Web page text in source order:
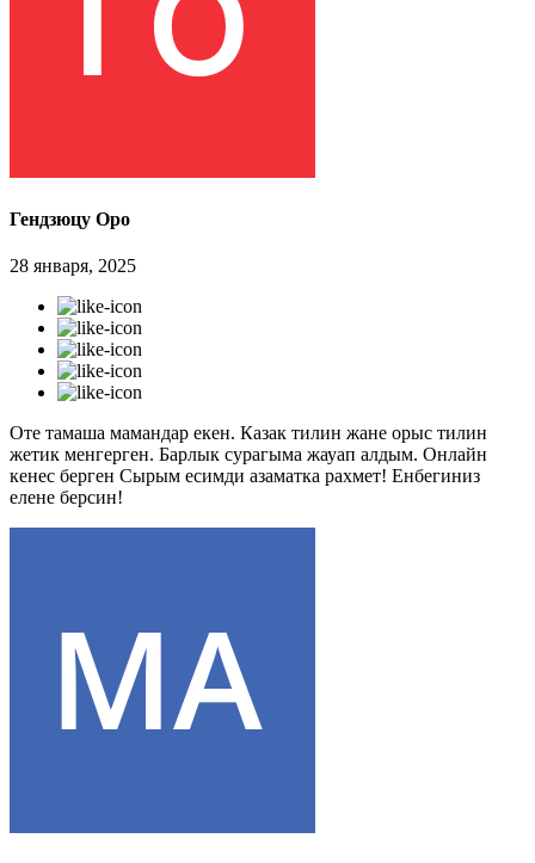
Гендзюцу Оро
28 января, 2025
Оте тамаша мамандар екен. Казак тилин жане орыс тилин
жетик менгерген. Барлык сурагыма жауап алдым. Онлайн
кенес берген Сырым есимди азаматка рахмет! Енбегиниз
елене берсин!